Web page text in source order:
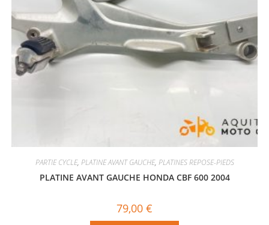
PARTIE CYCLE, PLATINE AVANT GAUCHE, PLATINES REPOSE-PIEDS
PLATINE AVANT GAUCHE HONDA CBF 600 2004
79,00 €